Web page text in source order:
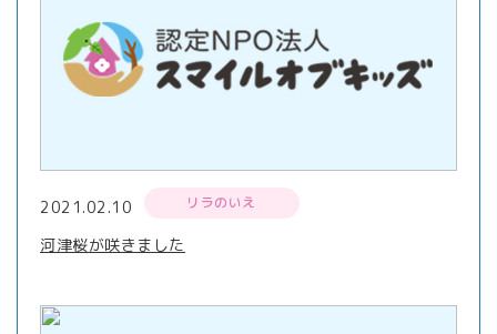
2021.02.10 リラのいえ
河津桜が咲きました